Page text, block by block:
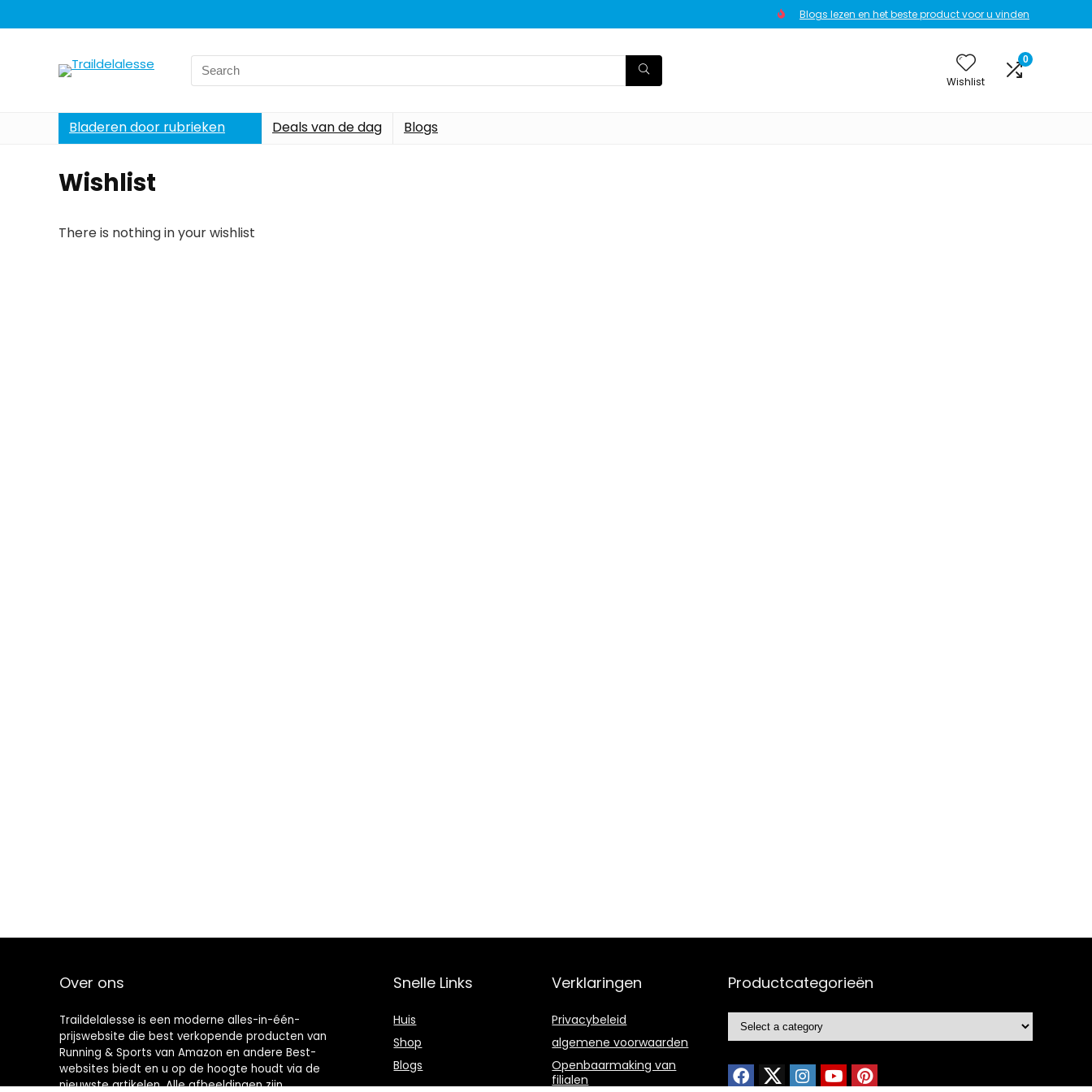
Blogs lezen en het beste product voor u vinden
Search
for:
Wishlist
0
Bladeren door rubrieken Deals van de dag Blogs
Wishlist
There is nothing in your wishlist
Over ons
Traildelalesse is een moderne alles-in-één-
prijswebsite die best verkopende producten van
Running & Sports van Amazon en andere Best-
websites biedt en u op de hoogte houdt via de
nieuwste artikelen. Alle afbeeldingen zijn
Snelle Links
Huis
Shop
Blogs
Verklaringen
Privacybeleid
algemene voorwaarden
Openbaarmaking van
filialen
Productcategorieën